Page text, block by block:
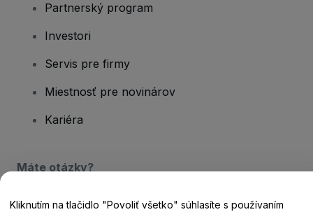
Partnerský program
Investori
Servis pre firmy
Miestnosť pre novinárov
Kariéra
Máte otázky?
Centrum pomoci / Kontaktujte nás
Kliknutím na tlačidlo "Povoliť všetko" súhlasíte s používaním